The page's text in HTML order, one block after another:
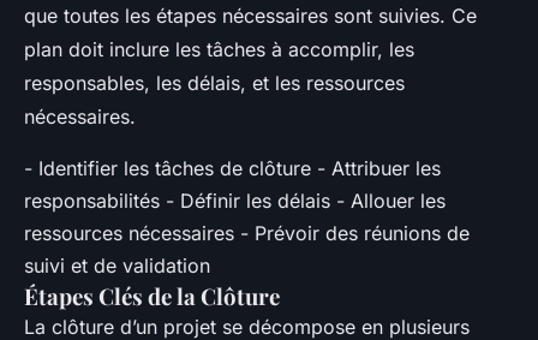
que toutes les étapes nécessaires sont suivies. Ce
plan doit inclure les tâches à accomplir, les
responsables, les délais, et les ressources
nécessaires.
- Identifier les tâches de clôture - Attribuer les
responsabilités - Définir les délais - Allouer les
ressources nécessaires - Prévoir des réunions de
suivi et de validation
Étapes Clés de la Clôture
La clôture d’un projet se décompose en plusieurs